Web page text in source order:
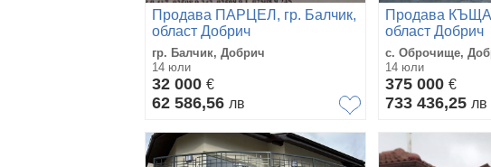
Продава ПАРЦЕЛ, гр. Балчик,
област Добрич
гр. Балчик, Добрич
14 юли
32 000 €
62 586,56 лв
Продава
област Добрич
с. Оброчище,
14 юли
375 000 €
733 436,25 лв